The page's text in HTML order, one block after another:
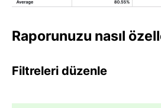
Raporunuzu nasıl
Filtreleri düzenle